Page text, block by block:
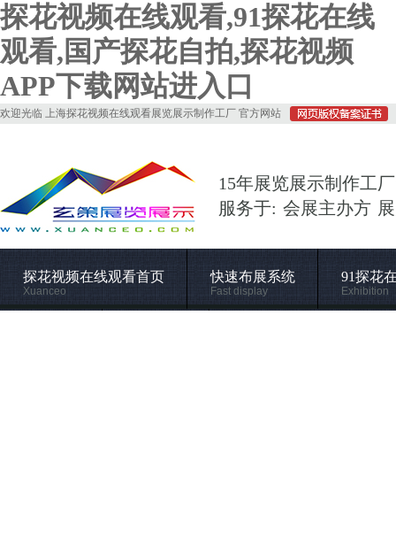
探花视频在线观看,91探花在线
观看,国产探花自拍,探花视频
APP下载网站进入口
欢迎光临 上海探花视频在线观看展览展示制作工厂 官方网站
15年展览展示制作工厂
服务于: 会展主办方
探花视频在线观看首页
Xuanceo
快速布展系统
Fast display
91探花
Exhibition